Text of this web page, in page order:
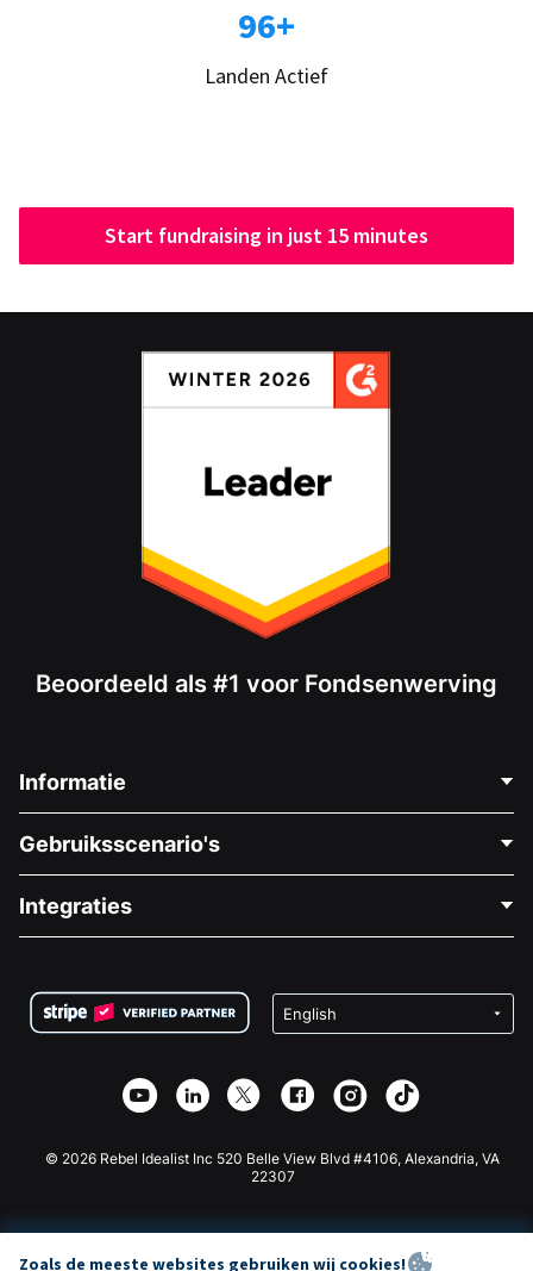
96+
Landen Actief
Start fundraising in just 15 minutes
Beoordeeld als #1 voor Fondsenwerving
Informatie
Over Ons
Vacatures
Privacy
Affiliate Partnerschap
Gebruiksscenario's
Medische Fondsenwerving
Goede Doelen Fondsenwerving
Integraties
Wix Donatie Plugin
Webflow Donatie App
Joomla Donatie
© 2026 Rebel Idealist Inc 520 Belle View Blvd #4106, Alexandria, VA
22307
Zoals de meeste websites gebruiken wij cookies!